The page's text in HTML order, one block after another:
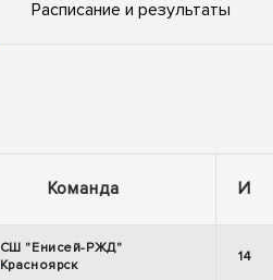
Расписание и результаты
Команда И
СШ "Енисей-РЖД"
Красноярск
14